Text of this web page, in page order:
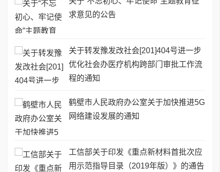
求意见的公告
关于转发豫发改社会[201]404号进一步
优化社会办医疗机构跨部门审批工作流
程的通知
鹤壁市人民政府办公室关于加快推进5G
网络建设发展的通知
工信部关于印发《重点新材料首批次应
用示范指导目录（2019年版）》的通告